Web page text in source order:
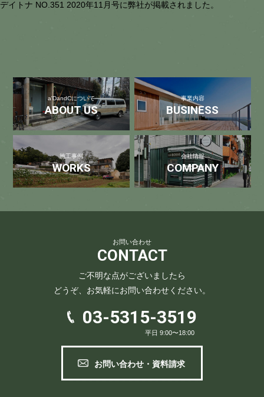
デイトナ NO.351 2020年11月号に弊社が掲載されました。
a'DandCについて
ABOUT US
事業内容
BUSINESS
施工事例
WORKS
会社情報
COMPANY
お問い合わせ
CONTACT
ご不明な点がございましたら
どうぞ、お気軽にお問い合わせください。
03-5315-3519
平日 9:00〜18:00
お問い合わせ・資料請求